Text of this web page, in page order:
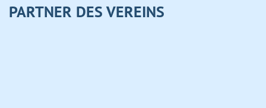
PARTNER DES VEREINS